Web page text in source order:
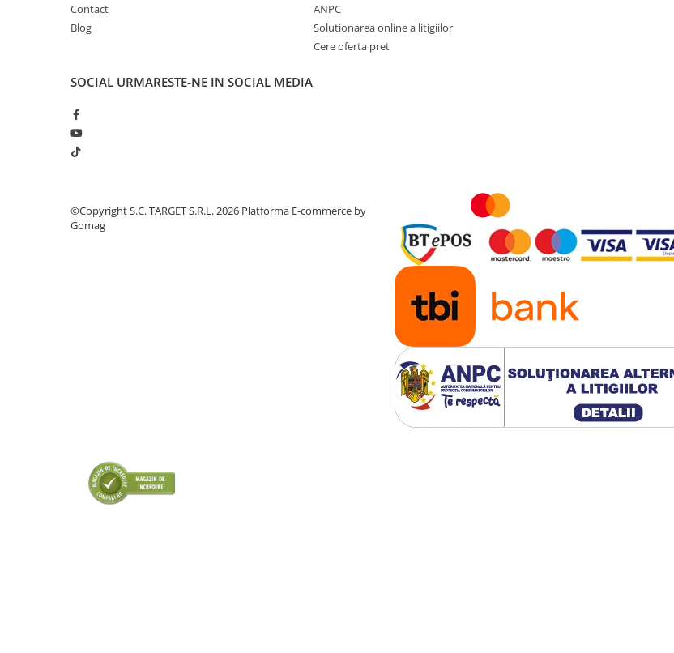
■ Truse si scule de mana
■ Stergatoare auto
■ Suporturi portbagaj
■ Consumabile service
■ Echipamente de ridicare
■ Produse universale
■ Echipamente atelier
■ Vopsea spray
Contact
Blog
ANPC
Solutionarea online a litigiilor
Cere oferta pret
SOCIAL URMARESTE-NE IN SOCIAL MEDIA
©Copyright S.C. TARGET S.R.L. 2026 Platforma E-commerce by
Gomag